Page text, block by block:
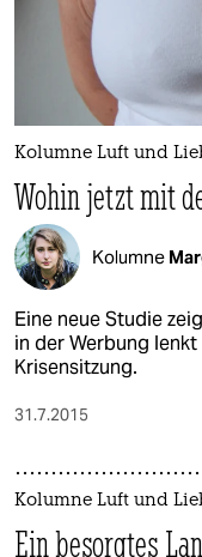
Kolumne Luft und
Wohin jetzt mit
Kolumne
Eine neue Studie
in der Werbung
Krisensitzung.
31.7.2015
Kolumne Luft und
Ein besorgtes